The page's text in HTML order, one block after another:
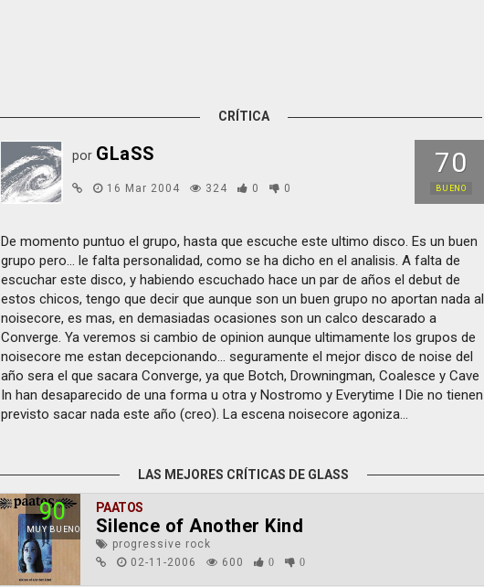
CRÍTICA
70
BUENO
por GLaSS
16 Mar 2004 324 0 0
De momento puntuo el grupo, hasta que escuche este ultimo disco. Es un buen
grupo pero... le falta personalidad, como se ha dicho en el analisis. A falta de
escuchar este disco, y habiendo escuchado hace un par de años el debut de
estos chicos, tengo que decir que aunque son un buen grupo no aportan nada al
noisecore, es mas, en demasiadas ocasiones son un calco descarado a
Converge. Ya veremos si cambio de opinion aunque ultimamente los grupos de
noisecore me estan decepcionando... seguramente el mejor disco de noise del
año sera el que sacara Converge, ya que Botch, Drowningman, Coalesce y Cave
In han desaparecido de una forma u otra y Nostromo y Everytime I Die no tienen
previsto sacar nada este año (creo). La escena noisecore agoniza...
LAS MEJORES CRÍTICAS DE GLASS
90
MUY BUENO
PAATOS
Silence of Another Kind
progressive rock
02-11-2006
600 0 0